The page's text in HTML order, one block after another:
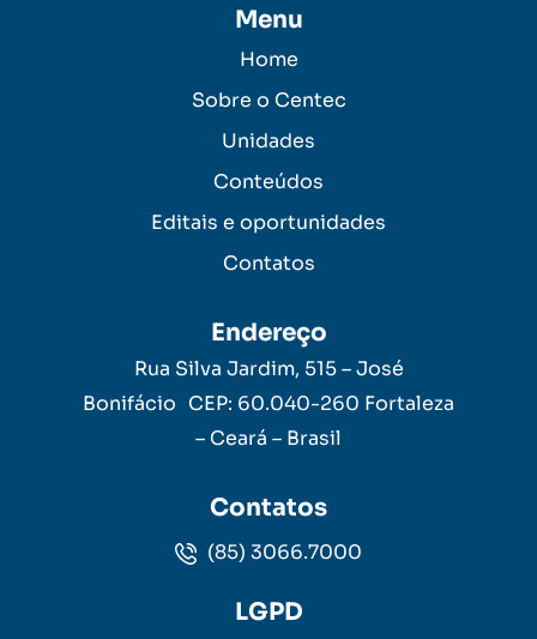
Menu
Home
Sobre o Centec
Unidades
Conteúdos
Editais e oportunidades
Contatos
Endereço
Rua Silva Jardim, 515 – José
Bonifácio CEP: 60.040-260 Fortaleza
– Ceará – Brasil
Contatos
(85) 3066.7000
LGPD